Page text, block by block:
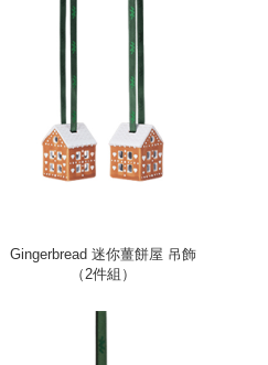
Gingerbread 迷你薑餅屋 吊飾
（2件組）